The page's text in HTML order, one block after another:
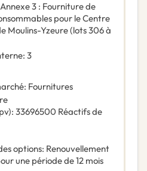
Annexe 3 : Fourniture de
pour le Centre
Moulins-Yzeure (lots 306 à
: 3
: Fournitures
): 33696500 Réactifs de
options: Renouvellement
une période de 12 mois